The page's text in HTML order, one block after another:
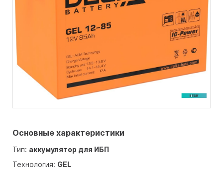
Основные характеристики
Тип: аккумулятор для ИБП
Технология: GEL